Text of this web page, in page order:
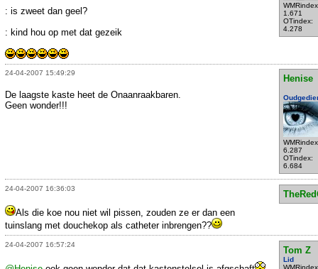
1.671
OTindex:
4.278
: is zweet dan geel?
: kind hou op met dat gezeik
24-04-2007 15:49:29
Henise
6.287
OTindex:
6.684
De laagste kaste heet de Onaanraakbaren.
Geen wonder!!!
24-04-2007 16:36:03
Als die koe nou niet wil pissen, zouden ze er dan een
tuinslang met douchekop als catheter inbrengen??
24-04-2007 16:57:24
Tom Z
Lid